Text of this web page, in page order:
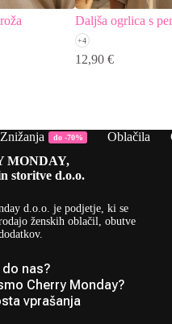
Daljša ogrlica s
+4
12,90 €
Znižanja do -70% Oblačila
MONDAY,
storitve d.o.o.
d.o.o. je podjetje, ki se
ženskih oblačil, obutve
do nas?
Cherry Monday?
vprašanja